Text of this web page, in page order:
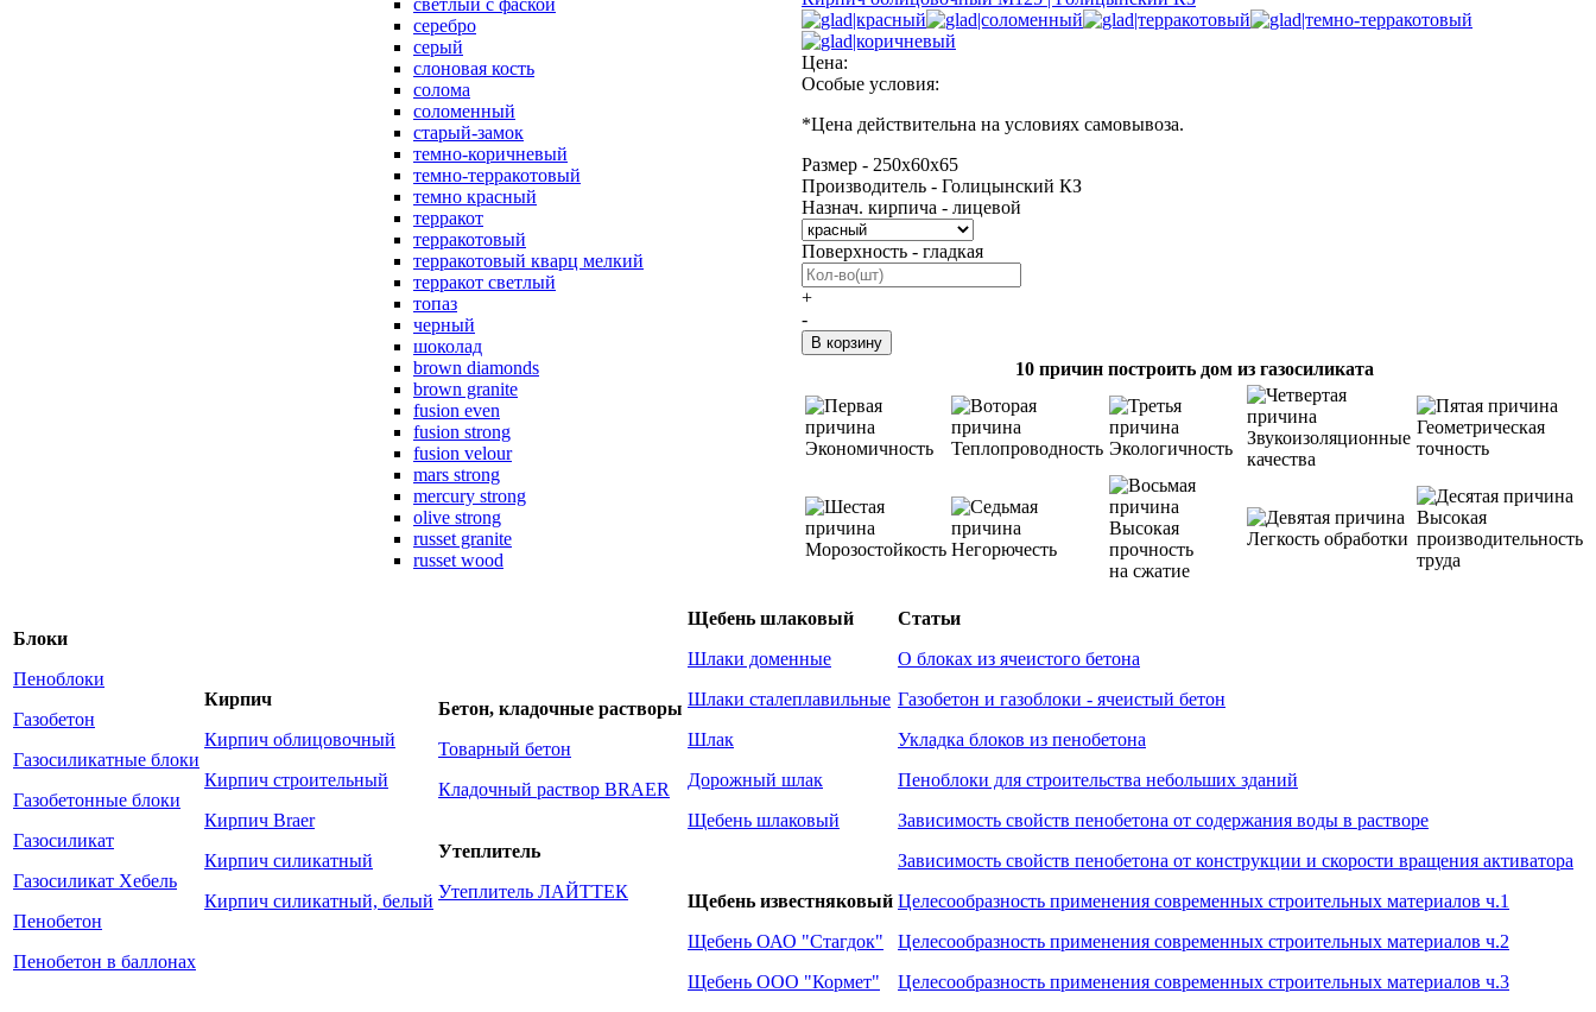
серебро
серый
слоновая кость
солома
соломенный
старый-замок
темно-коричневый
темно-терракотовый
темно красный
терракот
терракотовый
терракотовый кварц мелкий
терракот светлый
топаз
черный
шоколад
brown diamonds
brown granite
fusion even
fusion strong
fusion velour
mars strong
mercury strong
olive strong
russet granite
russet wood
Цена:
Особые условия:
*Цена действительна на условиях самовывоза.
Размер - 250х60х65
Производитель - Голицынский КЗ
Назнач. кирпича - лицевой
Поверхность - гладкая
+
-
10 причин построить дом из газосиликата
Экономичность Теплопроводность Экологичность
Звукоизоляционные
качества
Геометрическая
точность
Морозостойкость Негорючесть
Высокая
прочность
на сжатие
Легкость обработки
Высокая
производительность
труда
Блоки
Пеноблоки
Газобетон
Газосиликатные блоки
Газобетонные блоки
Газосиликат
Газосиликат Хебель
Пенобетон
Пенобетон в баллонах
Кирпич
Кирпич облицовочный
Кирпич строительный
Кирпич Braer
Кирпич силикатный
Кирпич силикатный, белый
Бетон, кладочные растворы
Товарный бетон
Кладочный раствор BRAER
Утеплитель
Утеплитель ЛАЙТТЕК
Щебень шлаковый
Шлаки доменные
Шлаки сталеплавильные
Шлак
Дорожный шлак
Щебень шлаковый
Щебень известняковый
Щебень ОАО "Стагдок"
Щебень ООО "Кормет"
Статьи
О блоках из ячеистого бетона
Газобетон и газоблоки - ячеистый бетон
Укладка блоков из пенобетона
Пеноблоки для строительства небольших зданий
Зависимость свойств пенобетона от содержания воды в растворе
Зависимость свойств пенобетона от конструкции и скорости вращения активатора
Целесообразность применения современных строительных материалов ч.1
Целесообразность применения современных строительных материалов ч.2
Целесообразность применения современных строительных материалов ч.3